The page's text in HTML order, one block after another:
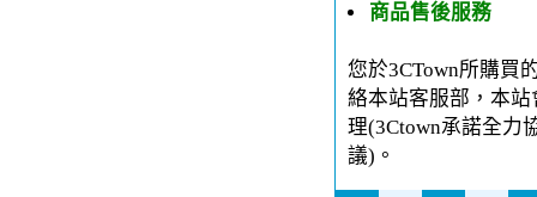
商品售後服務
您於3CTown所購買
絡本站客服部，本
理(3Ctown承諾全力
議)。